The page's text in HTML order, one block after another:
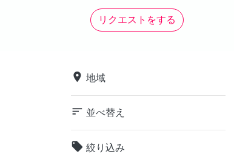
リクエストをする
place 地域
sort 並べ替え
local_offer 絞り込み